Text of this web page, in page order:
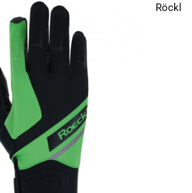
Röckl